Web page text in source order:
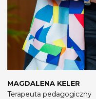
MAGDALENA KELER
Terapeuta pedagogiczny